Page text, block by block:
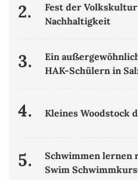
2.
Fest der
Nachhaltigkeit
3.
Ein
HAK-Schülern in
4. Kleines Woodstock
5.
Schwimmen lernen
Swim